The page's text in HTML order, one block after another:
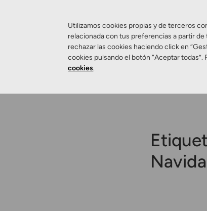
Salud
Utilizamos cookies propias y de terceros
relacionada con tus preferencias a partir
rechazar las cookies haciendo click en
cookies pulsando el botón “Aceptar
cookies.